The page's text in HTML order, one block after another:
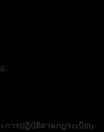
การปฏิบัติตามกฎระเบียบ